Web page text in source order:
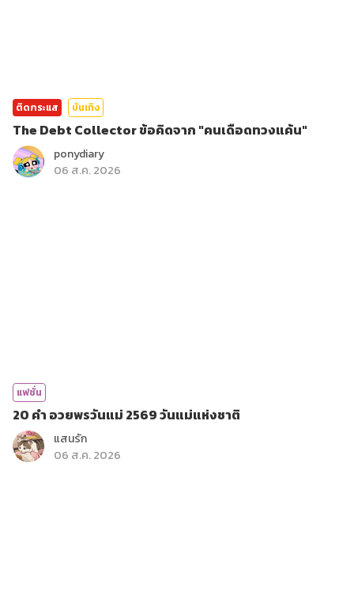
ติดกระแส บันเทิง
The Debt Collector ข้อคิดจาก "คนเดือดทวงแค้น"
ponydiary
06 ส.ค. 2026
แฟชั่น
20 คำ อวยพรวันแม่ 2569 วันแม่แห่งชาติ
แสนรัก
06 ส.ค. 2026